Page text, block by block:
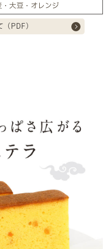
大豆・オレンジ
PDF）